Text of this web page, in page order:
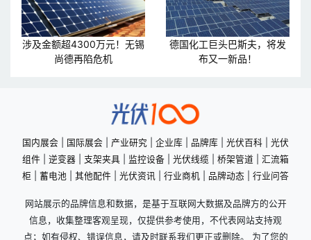
涉及金额超4300万元！无锡
尚德再陷危机
德国化工巨头巴斯夫，将发
布又一新品！
国内展会 国际展会 产业研究 企业库 品牌库 光伏百科
光伏
组件
逆变器 支架夹具 监控设备 光伏线缆 桥架管道
汇流箱
柜
蓄电池 其他配件 光伏资讯 行业商机 品牌动态 行业问答
网站展示的品牌信息和数据，是基于互联网大数据及品牌方的公开
信息，收集整理客观呈现，仅提供参考使用，不代表网站支持观
点；如有侵权、错误信息，请及时联系我们更正或删除。 为了您的